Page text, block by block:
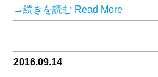
→続きを読む Read More
2016.09.14